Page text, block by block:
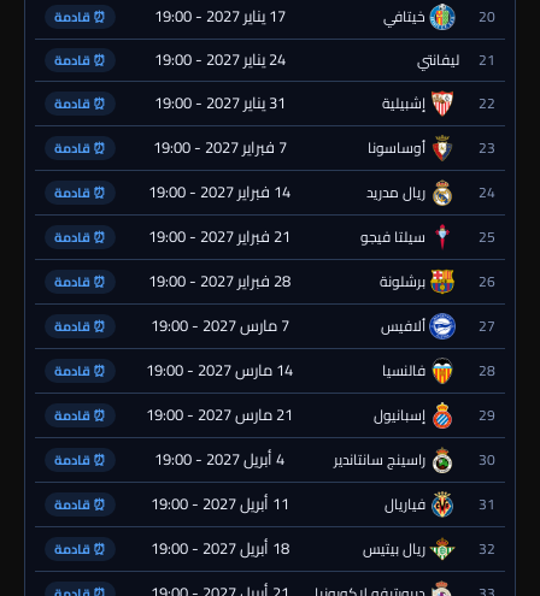
20 خيتافي 17 يناير 2027 - 19:00 ⏰ قادمة
21 ليفانتي 24 يناير 2027 - 19:00 ⏰ قادمة
22 إشبيلية 31 يناير 2027 - 19:00 ⏰ قادمة
23 أوساسونا 7 فبراير 2027 - 19:00 ⏰ قادمة
24 ريال مدريد 14 فبراير 2027 - 19:00 ⏰ قادمة
25 سيلتا فيجو 21 فبراير 2027 - 19:00 ⏰ قادمة
26 برشلونة 28 فبراير 2027 - 19:00 ⏰ قادمة
27 ألافيس 7 مارس 2027 - 19:00 ⏰ قادمة
28 فالنسيا 14 مارس 2027 - 19:00 ⏰ قادمة
29 إسبانيول 21 مارس 2027 - 19:00 ⏰ قادمة
30 راسينج سانتاندير 4 أبريل 2027 - 19:00 ⏰ قادمة
31 فياريال 11 أبريل 2027 - 19:00 ⏰ قادمة
32 ريال بيتيس 18 أبريل 2027 - 19:00 ⏰ قادمة